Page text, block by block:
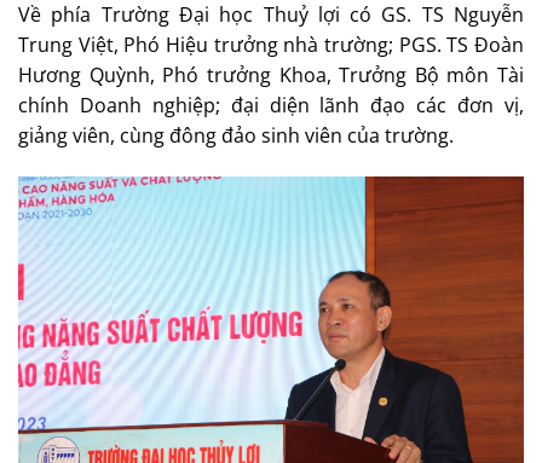
Về phía Trường Đại học Thuỷ lợi có GS. TS Nguyễn
Trung Việt, Phó Hiệu trưởng nhà trường; PGS. TS Đoàn
Hương Quỳnh, Phó trưởng Khoa, Trưởng Bộ môn Tài
chính Doanh nghiệp; đại diện lãnh đạo các đơn vị,
giảng viên, cùng đông đảo sinh viên của trường.